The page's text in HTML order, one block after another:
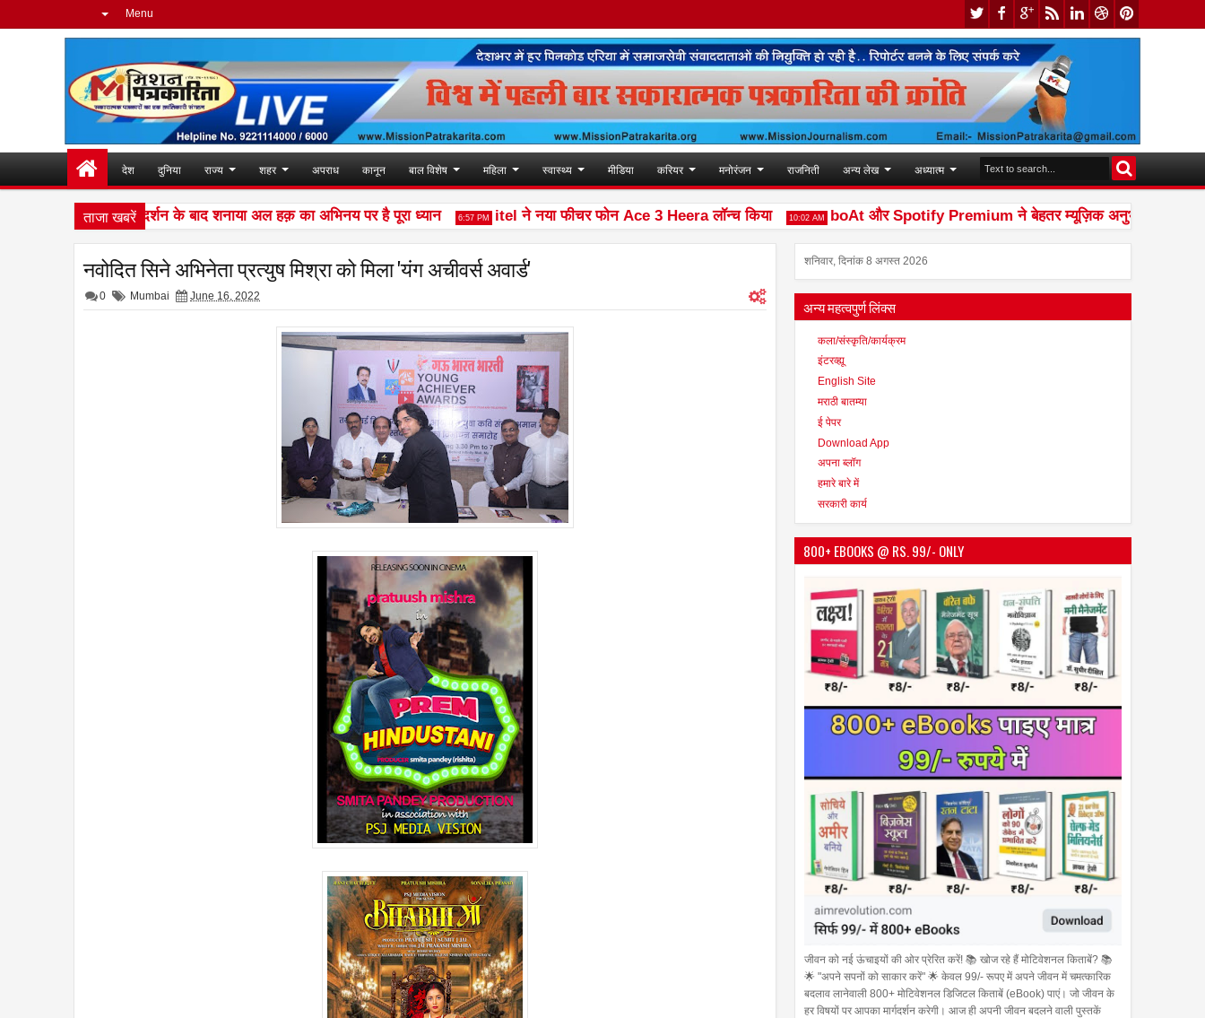
Menu
देश दुनिया राज्य शहर अपराध कानून बाल विशेष महिला स्वास्थ्य मीडिया करियर मनोरंजन राजनिती अन्य लेख अध्यात्म
ताजा खबरें
दुनिया में शानदार प्रदर्शन के बाद शनाया अल हक़ का अभिनय पर है पूरा ध्यान 6:57 PM itel ने नया फीचर फोन Ace 3 Heera लॉन्च किया 10:02 AM boAt और Spotify Premium ने बेहतर म्यूज़िक अनुभव देने के लिए की
नवोदित सिने अभिनेता प्रत्युष मिश्रा को मिला 'यंग अचीवर्स अवार्ड'
0 Mumbai June 16, 2022
शनिवार, दिनांक 8 अगस्त 2026
अन्य महत्वपुर्ण लिंक्स
कला/संस्कृति/कार्यक्रम
इंटरव्ह्यू
English Site
मराठी बातम्या
ई पेपर
Download App
अपना ब्लॉग
हमारे बारे में
सरकारी कार्य
800+ EBOOKS @ RS. 99/- ONLY
जीवन को नई ऊंचाइयों की ओर प्रेरित करें! 📚 खोज रहे हैं मोटिवेशनल किताबें? 📚
🌟 "अपने सपनों को साकार करें" 🌟 केवल 99/- रूपए में अपने जीवन में चमत्कारिक
बदलाव लानेवाली 800+ मोटिवेशनल डिजिटल किताबें (eBook) पाएं। जो जीवन के
हर विषयों पर आपका मार्गदर्शन करेगी। आज ही अपनी जीवन बदलने वाली पुस्तकें